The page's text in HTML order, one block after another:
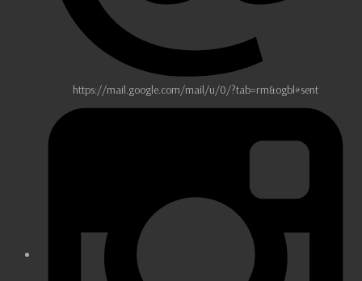
https://mail.google.com/mail/u/0/?tab=rm&ogbl#sent